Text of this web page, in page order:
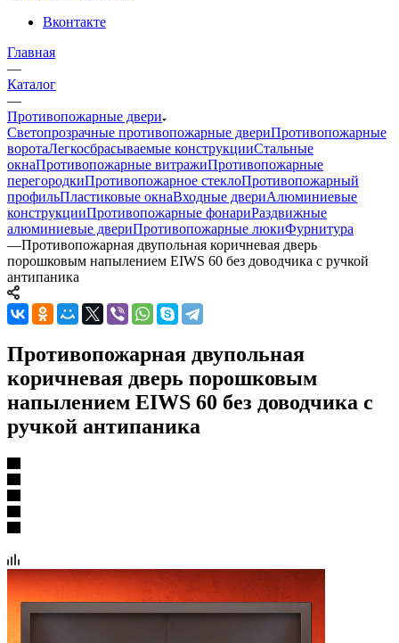
Вконтакте
Главная
—
Каталог
—
Противопожарные двери
Светопрозрачные противопожарные двериПротивопожарные
воротаЛегкосбрасываемые конструкцииСтальные
окнаПротивопожарные витражиПротивопожарные
перегородкиПротивопожарное стеклоПротивопожарный
профильПластиковые окнаВходные двериАлюминиевые
конструкцииПротивопожарные фонариРаздвижные
алюминиевые двериПротивопожарные люкиФурнитура
—Противопожарная двупольная коричневая дверь
порошковым напылением EIWS 60 без доводчика с ручкой
антипаника
Противопожарная двупольная
коричневая дверь порошковым
напылением EIWS 60 без доводчика с
ручкой антипаника